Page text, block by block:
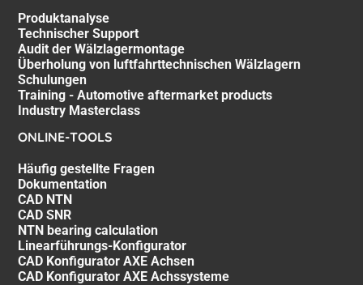
Produktanalyse
Technischer Support
Audit der Wälzlagermontage
Überholung von luftfahrttechnischen Wälzlagern
Schulungen
Training - Automotive aftermarket products
Industry Masterclass
ONLINE-TOOLS
Häufig gestellte Fragen
Dokumentation
CAD NTN
CAD SNR
NTN bearing calculation
Linearführungs-Konfigurator
CAD Konfigurator AXE Achsen
CAD Konfigurator AXE Achssysteme